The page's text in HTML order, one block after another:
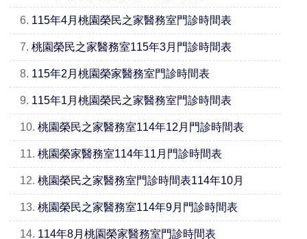
6. 115年4月桃園榮民之家醫務室門診時間表
7. 桃園榮民之家醫務室115年3月門診時間表
8. 115年2月桃園榮家醫務室門診時間表
9. 115年1月桃園榮民之家醫務室門診時間表
10. 桃園榮民之家醫務室114年12月門診時間表
11. 桃園榮家醫務室114年11月門診時間表
12. 桃園榮民之家醫務室門診時間表114年10月
13. 桃園榮民之家醫務室114年9月門診時間表
14. 114年8月桃園榮家醫務室門診時間表